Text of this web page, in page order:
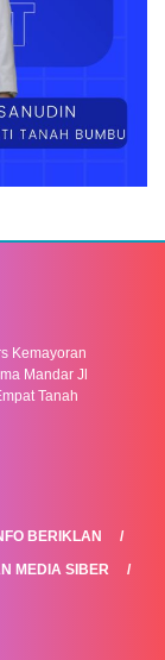
Kemayoran
Mandar Jl
Tanah
BERIKLAN
MEDIA SIBER